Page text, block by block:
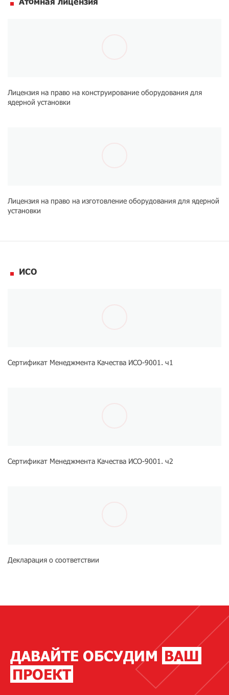
Лицензия на право на конструирование оборудования для
ядерной установки
Лицензия на право на изготовление оборудования для ядерной
установки
ИСО
Сертификат Менеджмента Качества ИСО-9001. ч1
Сертификат Менеджмента Качества ИСО-9001. ч2
Декларация о соответствии
ДАВАЙТЕ ОБСУДИМ ВАШ
ПРОЕКТ